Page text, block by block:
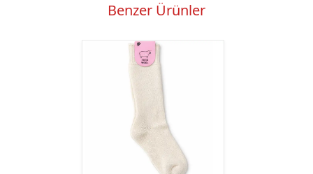
Benzer Ürünler